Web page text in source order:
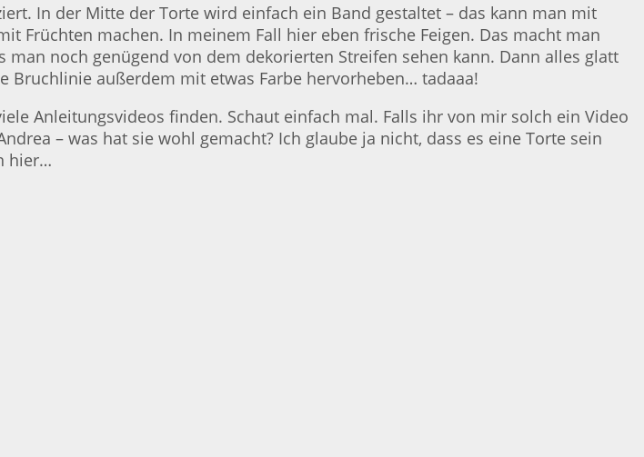
In der Mitte der Torte wird einfach ein Band gestaltet – das kann man mit
Früchten machen. In meinem Fall hier eben frische Feigen. Das macht man
noch genügend von dem dekorierten Streifen sehen kann. Dann alles glatt
außerdem mit etwas Farbe hervorheben… tadaaa!
Anleitungsvideos finden. Schaut einfach mal. Falls ihr von mir solch ein Video
– was hat sie wohl gemacht? Ich glaube ja nicht, dass es eine Torte sein
hier…